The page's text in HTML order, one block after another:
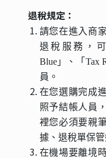
退稅規定：
請您在進入商
退稅服務，
Blue」、「Tax
員。
在您選購完成
照予結帳人員
裡您必須要親
據、退稅單保
在機場要離境